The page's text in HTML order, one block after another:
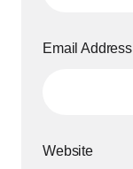
Email Address
Website